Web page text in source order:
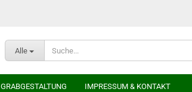
Alle
GRABGESTALTUNG IMPRESSUM & KONTAKT